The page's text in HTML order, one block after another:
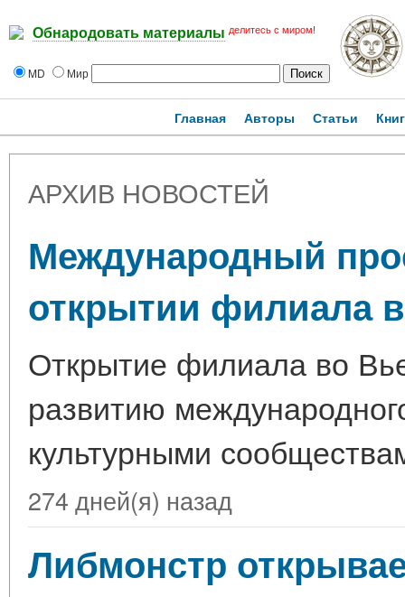
Обнародовать материалы делитесь с миром!
MD Мир
Главная Авторы Статьи
АРХИВ НОВОСТЕЙ
Международный
открытии филиала
Открытие филиала во
развитию
культурными
274 дней(я) назад
Либмонстр